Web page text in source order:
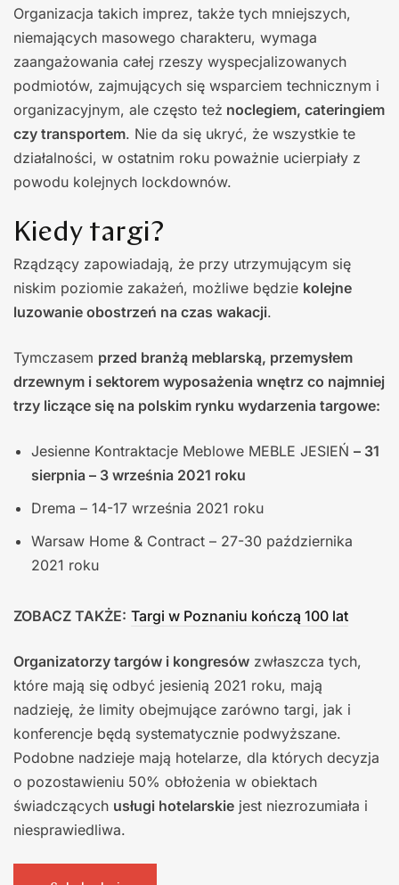
Organizacja takich imprez, także tych mniejszych,
niemających masowego charakteru, wymaga
zaangażowania całej rzeszy wyspecjalizowanych
podmiotów, zajmujących się wsparciem technicznym i
organizacyjnym, ale często też noclegiem, cateringiem
czy transportem. Nie da się ukryć, że wszystkie te
działalności, w ostatnim roku poważnie ucierpiały z
powodu kolejnych lockdownów.
Kiedy targi?
Rządzący zapowiadają, że przy utrzymującym się
niskim poziomie zakażeń, możliwe będzie kolejne
luzowanie obostrzeń na czas wakacji.
Tymczasem przed branżą meblarską, przemysłem
drzewnym i sektorem wyposażenia wnętrz co najmniej
trzy liczące się na polskim rynku wydarzenia targowe:
Jesienne Kontraktacje Meblowe MEBLE JESIEŃ – 31
sierpnia – 3 września 2021 roku
Drema – 14-17 września 2021 roku
Warsaw Home & Contract – 27-30 października
2021 roku
ZOBACZ TAKŻE: Targi w Poznaniu kończą 100 lat
Organizatorzy targów i kongresów zwłaszcza tych,
które mają się odbyć jesienią 2021 roku, mają
nadzieję, że limity obejmujące zarówno targi, jak i
konferencje będą systematycznie podwyższane.
Podobne nadzieje mają hotelarze, dla których decyzja
o pozostawieniu 50% obłożenia w obiektach
świadczących usługi hotelarskie jest niezrozumiała i
niesprawiedliwa.